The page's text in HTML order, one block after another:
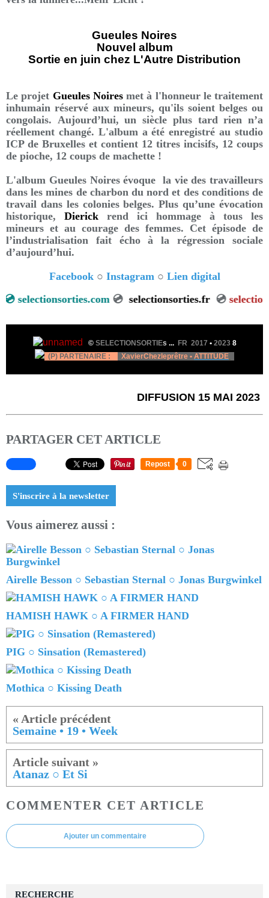
Gueules Noires
Nouvel album
Sortie en juin chez L'Autre Distribution
Le projet Gueules Noiresmet à l'honneur le traitement
inhumain réservé aux mineurs, qu'ils soient belges ou
congolais. Aujourd’hui, un siècle plus tard rien n’a
réellement changé. L'album a été enregistré au studio
ICP de Bruxelles et contient 12 titres incisifs, 12 coups
de pioche, 12 coups de machette !
L'album Gueules Noires évoque la vie des travailleurs
dans les mines de charbon du nord et des conditions de
travail dans les colonies belges. Plus qu’une évocation
historique, Dierick rend ici hommage à tous les
mineurs et au courage des femmes. Cet épisode de
l’industrialisation fait écho à la régression sociale
d’aujourd’hui.
Facebook○ Instagram○ Lien digital
💿 selectionsorties.fr💿
© SELECTIONSORTIEs ... FR 2017 •2023 8
(P) PARTENAIRE :
XavierChezleprêtre • ATTITUDE
DIFFUSION 15 MAI 2023
PARTAGER CET ARTICLE
Repost 0
S'inscrire à la newsletter
Vous aimerez aussi :
Airelle Besson ○ Sebastian Sternal ○ Jonas Burgwinkel
HAMISH HAWK ○ A FIRMER HAND
PIG ○ Sinsation (Remastered)
Mothica ○ Kissing Death
Semaine • 19 • Week
Atanaz ○ Et Si
COMMENTER CET ARTICLE
Ajouter un commentaire
RECHERCHE